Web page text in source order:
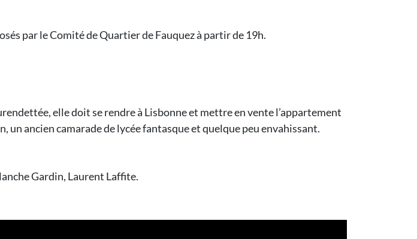
par le Comité de Quartier de Fauquez à partir de 19h.
elle doit se rendre à Lisbonne et mettre en vente l’appartement
un ancien camarade de lycée fantasque et quelque peu envahissant.
Gardin, Laurent Laffite.